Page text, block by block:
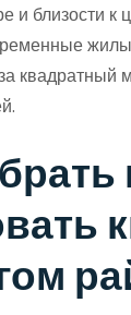
и близости к
квадратный